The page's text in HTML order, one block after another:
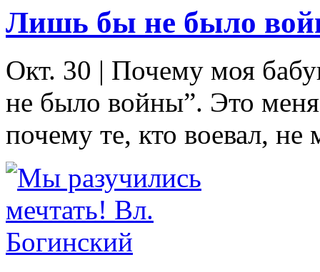
Лишь бы не было
Окт. 30 | Почему моя
не было войны”. Это
почему те, кто воевал, не